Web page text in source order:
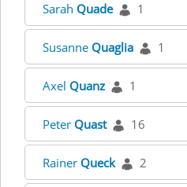
Sarah Quade 1
Susanne Quaglia 1
Axel Quanz 1
Peter Quast 16
Rainer Queck 2